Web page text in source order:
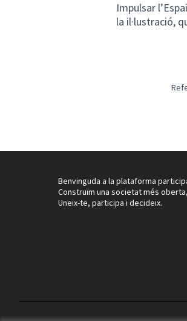
Impulsar
la il·lustració,
Benvinguda a la plataforma
Construïm una societat més
Uneix-te, participa i decideix.